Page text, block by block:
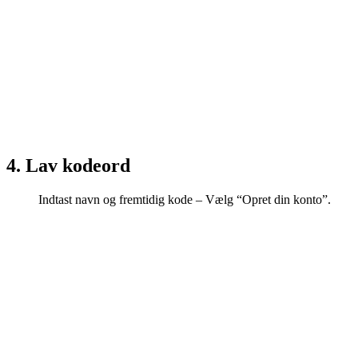
4. Lav kodeord
Indtast navn og fremtidig kode – Vælg “Opret din konto”.